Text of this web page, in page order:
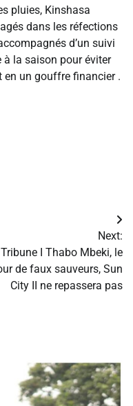
pluies, Kinshasa
dans les réfections
d’un suivi
à la saison pour éviter
en un gouffre financier .
Next:
Tribune I Thabo Mbeki, le
de faux sauveurs, Sun
City II ne repassera pas